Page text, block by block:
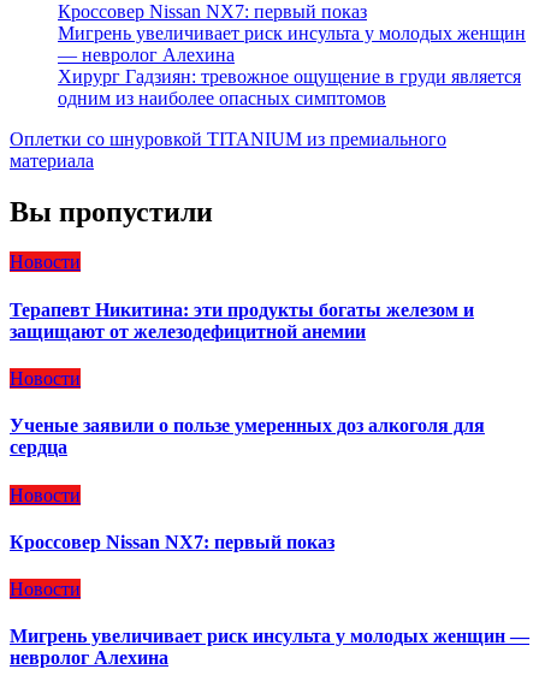
Кроссовер Nissan NX7: первый показ
Мигрень увеличивает риск инсульта у молодых женщин
— невролог Алехина
Хирург Гадзиян: тревожное ощущение в груди является
одним из наиболее опасных симптомов
Оплетки со шнуровкой TITANIUM из премиального
материала
Вы пропустили
Новости
Терапевт Никитина: эти продукты богаты железом и
защищают от железодефицитной анемии
Новости
Ученые заявили о пользе умеренных доз алкоголя для
сердца
Новости
Кроссовер Nissan NX7: первый показ
Новости
Мигрень увеличивает риск инсульта у молодых женщин —
невролог Алехина